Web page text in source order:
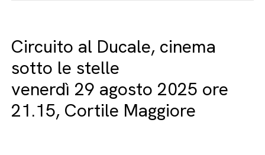
Circuito al Ducale, cinema
sotto le stelle
venerdì 29 agosto 2025 ore
21.15, Cortile Maggiore